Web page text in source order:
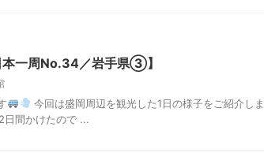
本一周No.34／岩手県③】
今回は盛岡周辺を観光した1日の様子をご紹介しま
日間かけたので ...